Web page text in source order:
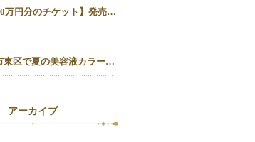
【9000万円分のチケット】発売開始！！20%OFFで施術が受けられます！
福岡市東区で夏の美容液カラー・白髪染め・髪質改善縮毛矯正を相談したい方へ
アーカイブ